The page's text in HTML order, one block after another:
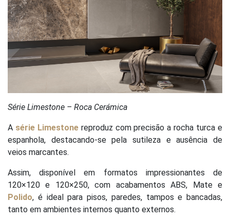
Série Limestone – Roca Cerámica
A série Limestonereproduz com precisão a rocha turca e
espanhola, destacando-se pela sutileza e ausência de
veios marcantes.
Assim, disponível em formatos impressionantes de
120×120 e 120×250, com acabamentos ABS, Mate e
Polido, é ideal para pisos, paredes, tampos e bancadas,
tanto em ambientes internos quanto externos.